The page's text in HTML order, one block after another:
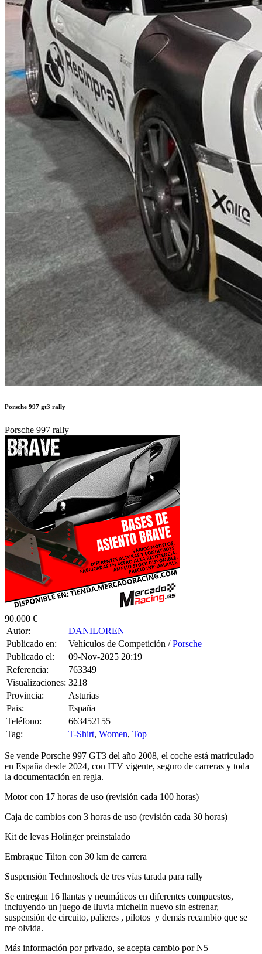
90.000 €
Autor:
Publicado en:
Vehículos de Competición /
Publicado el:
09-Nov-2025 20:19
Referencia:
763349
Visualizaciones:
3218
Provincia:
Asturias
Pais:
España
Teléfono:
663452155
Tag:
T-Shirt,Women
Se vende Porsche 997 GT3 del año 2008, el coche está matriculado
en España desde 2024, con ITV vigente, seguro de carreras y toda
la documentación en regla.
Motor con 17 horas de uso (revisión cada 100 horas)
Caja de cambios con 3 horas de uso (revisión cada 30 horas)
Kit de levas Holinger preinstalado
Embrague Tilton con 30 km de carrera
Suspensión Technoshock de tres vías tarada para rally
Se entregan 16 llantas y neumáticos en diferentes compuestos,
incluyendo un juego de lluvia michelin nuevo sin estrenar,
suspensión de circuito, palieres , pilotos y demás recambio que se
me olvida.
Más información por privado, se acepta cambio por N5